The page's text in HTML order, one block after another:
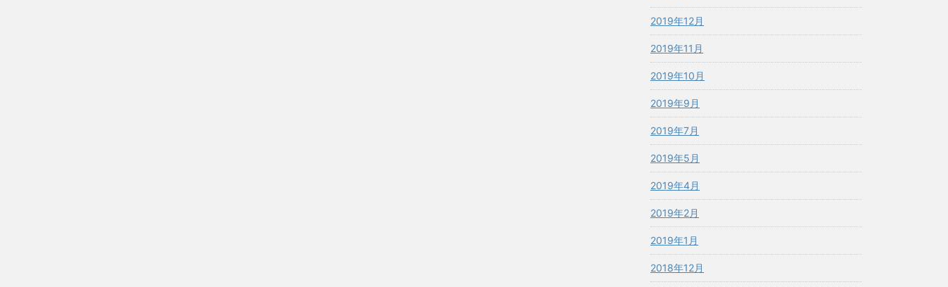
2019年12月
2019年11月
2019年10月
2019年9月
2019年7月
2019年5月
2019年4月
2019年2月
2019年1月
2018年12月